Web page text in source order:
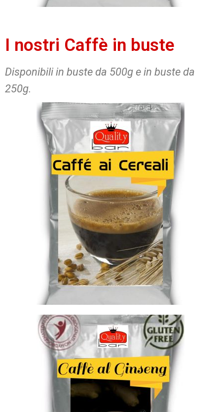
I nostri Caffè in buste
Disponibili in buste da 500g e in buste da
250g.